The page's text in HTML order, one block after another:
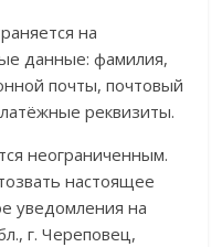
на
данные: фамилия,
почты, почтовый
реквизиты.
неограниченным.
настоящее
уведомления на
г. Череповец,